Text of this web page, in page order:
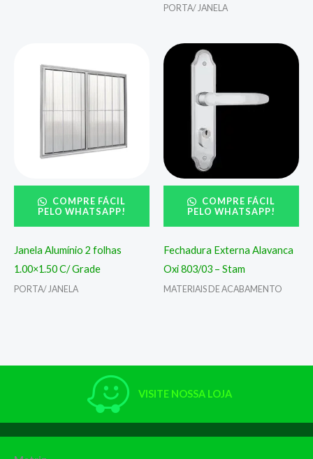
PORTA/ JANELA
COMPRE FÁCIL
PELO WHATSAPP!
Janela Alumínio 2 folhas
1.00×1.50 C/ Grade
PORTA/ JANELA
COMPRE FÁCIL
PELO WHATSAPP!
Fechadura Externa Alavanca
Oxi 803/03 – Stam
MATERIAIS DE ACABAMENTO
VISITE NOSSA LOJA